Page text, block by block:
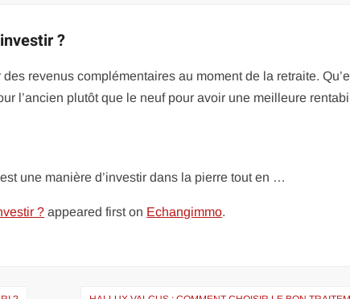
?
revenus complémentaires au moment de la retraite.
l’ancien plutôt que le neuf pour avoir une meilleure
une manière d’investir dans la pierre tout en …
? appeared first on Echangimmo.